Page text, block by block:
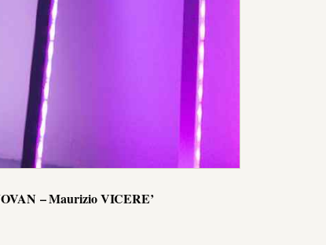
– Maurizio VICERE’